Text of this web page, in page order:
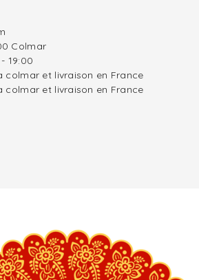
Colmar
19:00
colmar et livraison en France
colmar et livraison en France